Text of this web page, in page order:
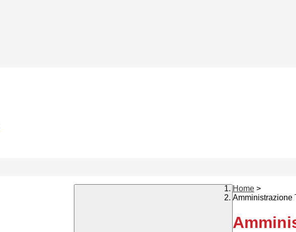
Home >
Amministrazione